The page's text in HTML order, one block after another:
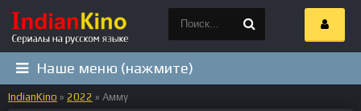
Наше меню (нажмите)
IndianKino » 2022 » Амму